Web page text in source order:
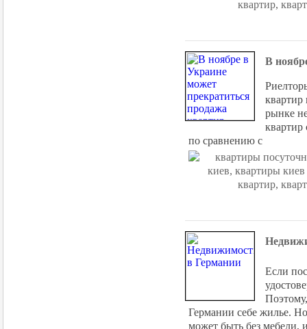
В
квартир
рынке
квартир
по сравнению с
Если
Германии себе жилье.
может быть без мебели,